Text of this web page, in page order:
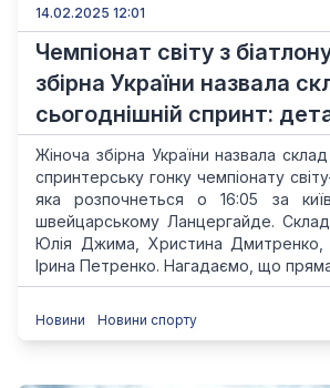
14.02.2025 12:01
Чемпіонат світу з
збірна України назвала
сьогоднішній спринт:
Жіноча збірна України назвала
спринтерську гонку чемпіонату
яка розпочнеться о 16:05 за
швейцарському Ланцергайде. Склад
Юлія Джима, Христина Дмитренко,
Ірина Петренко. Нагадаємо, що пряма
Новини Новини спорту